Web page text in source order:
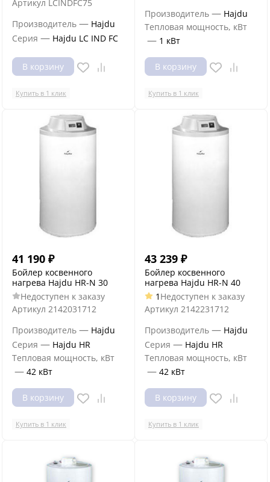
Артикул LCINDFC75
Производитель — Hajdu
Серия — Hajdu LC IND FC
В корзину
Купить в 1 клик
Производитель — Hajdu
Тепловая мощность, кВт
— 1 кВт
В корзину
Купить в 1 клик
41 190 ₽
Бойлер косвенного
нагрева Hajdu HR-N 30
Недоступен к заказу
Артикул 2142031712
Производитель — Hajdu
Серия — Hajdu HR
Тепловая мощность, кВт
— 42 кВт
В корзину
Купить в 1 клик
43 239 ₽
Бойлер косвенного
нагрева Hajdu HR-N 40
1 Недоступен к заказу
Артикул 2142231712
Производитель — Hajdu
Серия — Hajdu HR
Тепловая мощность, кВт
— 42 кВт
В корзину
Купить в 1 клик